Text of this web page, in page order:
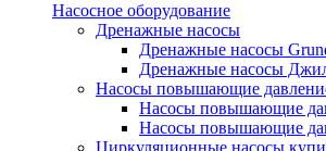
Насосное оборудование
Дренажные насосы
Дренажные насосы
Дренажные насосы
Насосы повышающие
Насосы повышающие
Насосы повышающие
Циркуляционные насосы